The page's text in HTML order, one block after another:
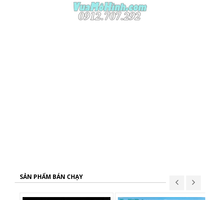
SẢN PHẨM BÁN CHẠY